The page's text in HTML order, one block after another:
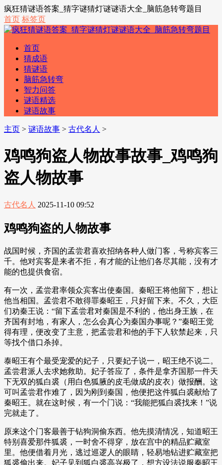
疯狂猜谜语答案_猜字谜猜灯谜谜语大全_脑筋急转弯题目
首页 标签页
首页
猜成语
猜谜语
脑筋急转弯
智力问答
谜语精选
谜语故事
主页 > 谜语故事 > 古代名人 >
鸡鸣狗盗人物故事故事_鸡鸣狗
盗人物故事
古代名人 2025-11-10 09:52
鸡鸣狗盗的人物故事
战国时候，齐国的孟尝君喜欢招纳各种人做门客，号称宾客三
千。他对宾客是来者不拒，有才能的让他们各尽其能，没有才
能的也提供食宿。
有一次，孟尝君率领众宾客出使秦国。秦昭王将他留下，想让
他当相国。孟尝君不敢得罪秦昭王，只好留下来。不久，大臣
们劝秦王说：“留下孟尝君对秦国是不利的，他出身王族，在
齐国有封地，有家人，怎么会真心为秦国办事呢？”秦昭王觉
得有理，便改变了主意，把孟尝君和他的手下人软禁起来，只
等找个借口杀掉。
泰昭王有个最受宠爱的妃子，只要妃子说一，昭王绝不说二。
孟尝君派人去求她救助。妃子答应了，条件是拿齐国那一件天
下无双的狐白裘（用白色狐腋的皮毛做成的皮衣）做报酬。这
可叫孟尝君作难了，因为刚到秦国，他便把这件狐白裘献给了
秦昭王。就在这时候，有一个门说：“我能把狐白裘找来！”说
完就走了。
原来这个门客最善于钻狗洞偷东西。他先摸清情况，知道昭王
特别喜爱那件狐裘，一时舍不得穿，放在宫中的精品贮藏室
里。他便借着月光，逃过巡逻人的眼睛，轻易地钻进贮藏室把
狐裘偷出来。妃子见到狐白裘高兴极了，想方设法说服秦昭王